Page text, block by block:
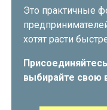
Это практичные
хотят расти
выбирайте свою